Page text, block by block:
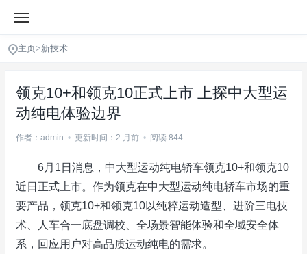
主页>新技术
领克10+和领克10正式上市 上探中大型运
动纯电体验边界
作者：admin • 更新时间：2 月前 • 阅读 844
6月1日消息，中大型运动纯电轿车领克10+和领克10
近日正式上市。作为领克在中大型运动纯电轿车市场的重
要产品，领克10+和领克10以纯粹运动造型、进阶三电技
术、人车合一底盘调校、全场景智能体验和全域安全体
系，回应用户对高品质运动纯电的需求。